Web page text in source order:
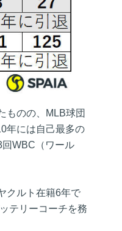
ものの、MLB球団
年には自己最多の
WBC（ワール
クルト在籍6年で
テリーコーチを務